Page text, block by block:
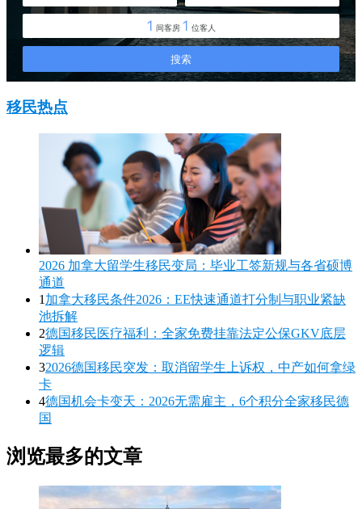
移民热点
2026 加拿大留学生移民变局：毕业工签新规与各省硕博
通道
1 加拿大移民条件2026：EE快速通道打分制与职业紧缺
池拆解
2德国移民医疗福利：全家免费挂靠法定公保GKV底层
逻辑
32026德国移民突发：取消留学生上诉权，中产如何拿绿
卡
4德国机会卡变天：2026无需雇主，6个积分全家移民德
国
浏览最多的文章